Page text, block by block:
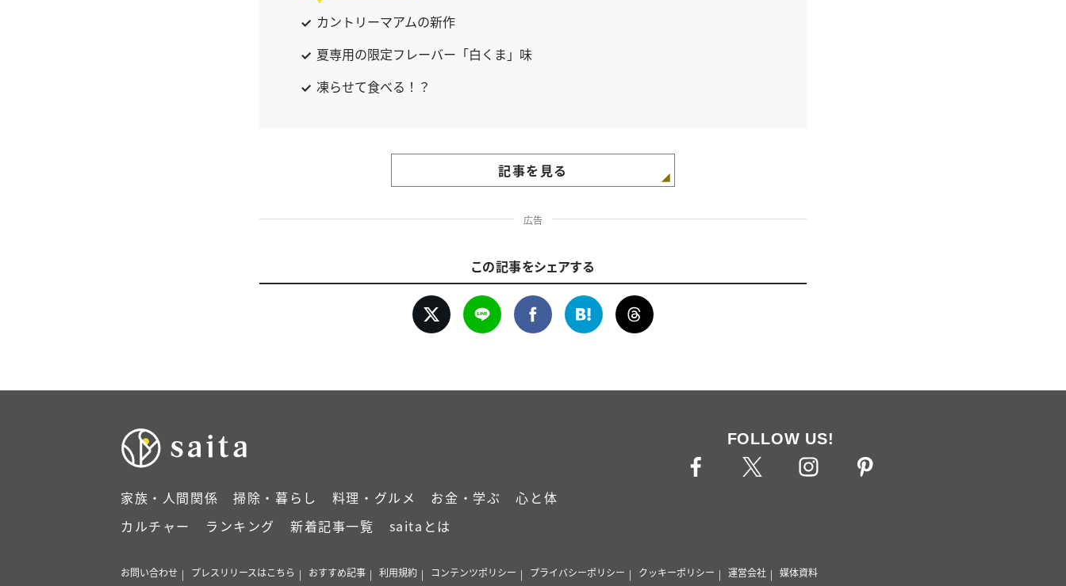
カントリーマアムの新作
夏専用の限定フレーバー「白くま」味
凍らせて食べる！？
記事を見る
広告
この記事をシェアする
家族・人間関係 掃除・暮らし 料理・グルメ お金・学ぶ
心と体
カルチャー
ランキング 新着記事一覧 saitaとは
FOLLOW US!
お問い合わせ プレスリリースはこちら おすすめ記事 利用規約 コンテンツポリシー プライバシーポリシー クッキーポリシー 運営会社 媒体資料